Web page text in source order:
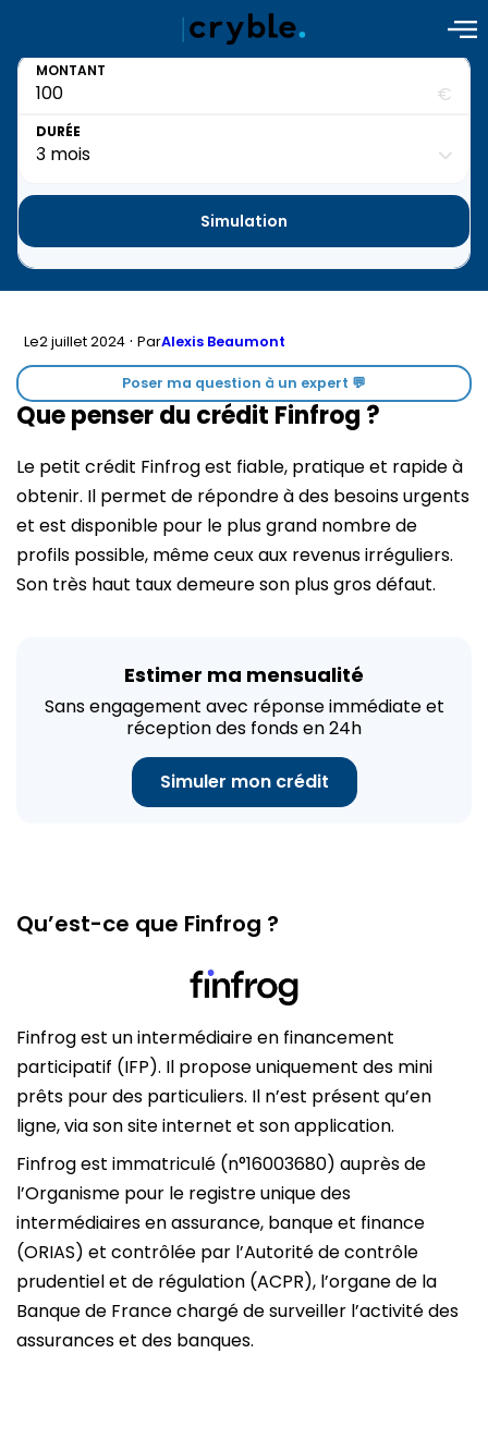
MONTANT
€
DURÉE
Simulation
Le2 juillet 2024 ·ParAlexis Beaumont
Poser ma question à un expert 💬
Que penser du crédit Finfrog ?
Le petit crédit Finfrog est fiable, pratique et rapide à
obtenir. Il permet de répondre à des besoins urgents
et est disponible pour le plus grand nombre de
profils possible, même ceux aux revenus irréguliers.
Son très haut taux demeure son plus gros défaut.
Estimer ma mensualité
Sans engagement avec réponse immédiate et
réception des fonds en 24h
Simuler mon crédit
Qu’est-ce que Finfrog ?
Finfrog est un intermédiaire en financement
participatif (IFP). Il propose uniquement des mini
prêts pour des particuliers. Il n’est présent qu’en
ligne, via son site internet et son application.
Finfrog est immatriculé (n°16003680) auprès de
l’Organisme pour le registre unique des
intermédiaires en assurance, banque et finance
(ORIAS) et contrôlée par l’Autorité de contrôle
prudentiel et de régulation (ACPR), l’organe de la
Banque de France chargé de surveiller l’activité des
assurances et des banques.